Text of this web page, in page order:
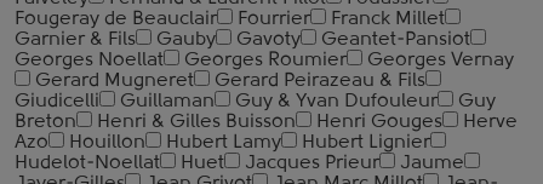
Fougeray de Beauclair
Fourrier
Franck Millet
Garnier & Fils
Gauby Gavoty
Geantet-Pansiot
Georges Noellat
Georges Roumier
Georges Vernay
Gerard Mugneret
Gerard Peirazeau & Fils
Giudicelli
Guillaman Guy & Yvan Dufouleur
Guy
Breton
Henri & Gilles Buisson Henri Gouges
Herve
Azo
Houillon Hubert Lamy
Hubert Lignier
Hudelot-Noellat
Huet Jacques Prieur
Jaume